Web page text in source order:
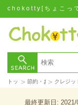
chokotty[ちょこっ
トップ> 節約・お金
> クレジッ
最終更新日: 2021/